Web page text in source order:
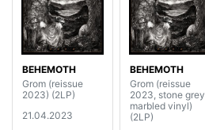
BEHEMOTH
Grom (reissue
2023) (2LP)
21.04.2023
BEHEMOTH
Grom (reissue
2023, stone grey
marbled vinyl)
(2LP)